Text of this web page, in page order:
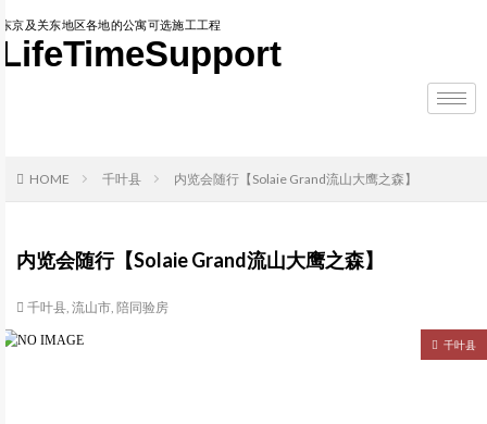
东京及关东地区各地的公寓可选施工工程
LifeTimeSupport
HOME 千叶县 内览会随行【Solaie Grand流山大鹰之森】
内览会随行【Solaie Grand流山大鹰之森】
千叶县, 流山市, 陪同验房
千叶县